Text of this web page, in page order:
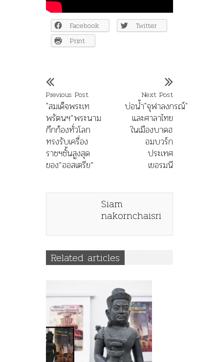
Facebook
Twitter
Print
Previous Post
"สมเด็จพระเท
พรัตนฯ”พระนาม
กึกก้องทั่วโลก
ทรงรับเครื่อง
ราชฯชั้นสูงสุด
ของ”ออสเตรีย”
Next Post
บ่อน้ำ"จุฬาลงกรณ์"
และศาลาไทย
ในเมืองบาดฮ
อมบวร์ก
ประเทศ
เยอรมนี
Siam
nakornchaisri
Related articles